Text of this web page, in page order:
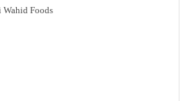
Wahid Foods